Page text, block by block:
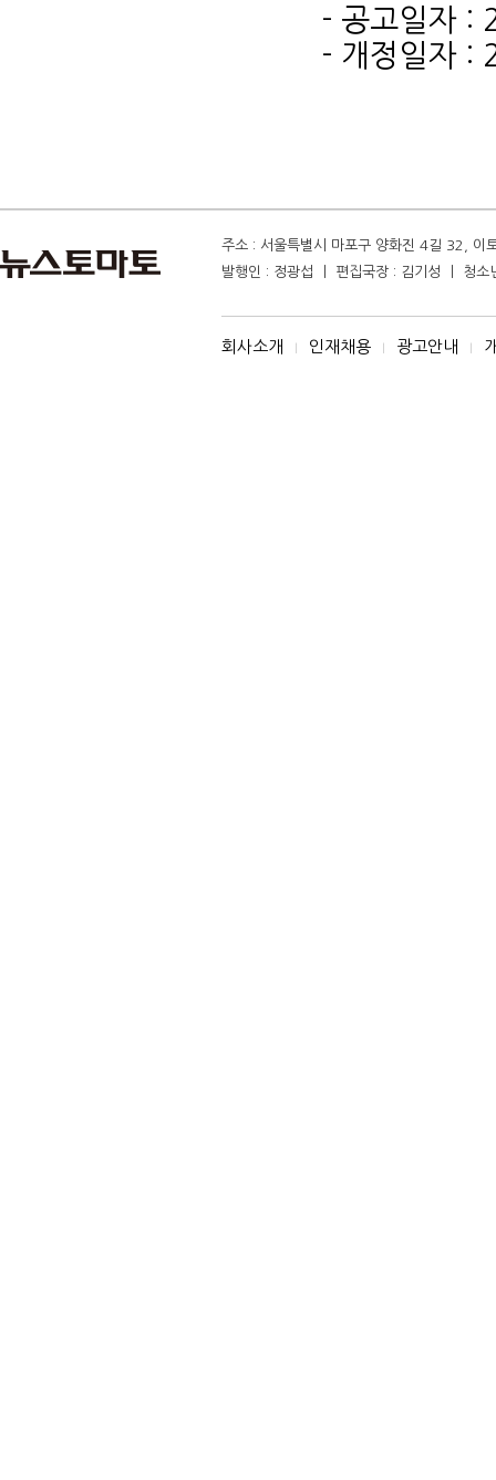
- 공고일자 :
- 개정일자 :
주소 : 서울특별시 마포구 양화진 4길 32,
발행인 : 정광섭 ㅣ 편집국장 : 김기성 ㅣ
회사소개 I 인재채용 I 광고안내 I